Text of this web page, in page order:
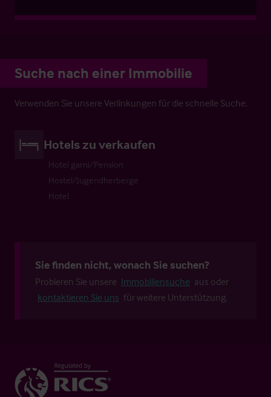
Suche nach einer Immobilie
Verwenden Sie unsere Verlinkungen für die schnelle Suche.
Hotels zu verkaufen
Hotel garni/Pension
Hostel/Jugendherberge
Hotel
Sie finden nicht, wonach Sie suchen?
Probieren Sie unsere Immobiliensuche aus oder
kontaktieren Sie uns für weitere Unterstützung.